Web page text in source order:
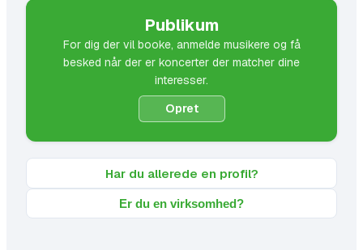
Publikum
For dig der vil booke, anmelde musikere og få
besked når der er koncerter der matcher dine
interesser.
Opret
Har du allerede en profil?
Er du en virksomhed?